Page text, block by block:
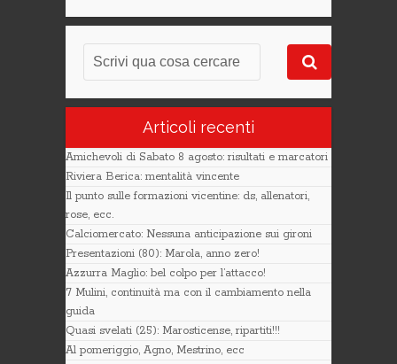
Articoli recenti
Amichevoli di Sabato 8 agosto: risultati e marcatori
Riviera Berica: mentalità vincente
Il punto sulle formazioni vicentine: ds, allenatori,
rose, ecc.
Calciomercato: Nessuna anticipazione sui gironi
Presentazioni (80): Marola, anno zero!
Azzurra Maglio: bel colpo per l’attacco!
7 Mulini, continuità ma con il cambiamento nella
guida
Quasi svelati (25): Marosticense, ripartiti!!!
Al pomeriggio, Agno, Mestrino, ecc